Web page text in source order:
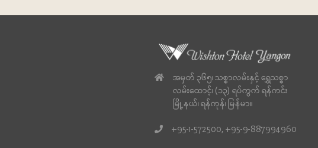
အမှတ် ၃၆၅၊ သစ္စာလမ်းနှင့် ရွှေသစ္စာ
လမ်းထောင့်၊ (၁၃) ရပ်ကွက် ရန်ကင်း
မြို့နယ်၊ ရန်ကုန်၊ မြန်မာ။
+95-1-572500, +95-9-887994960